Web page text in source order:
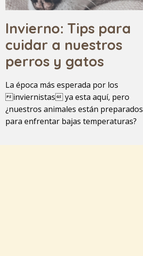
Invierno: Tips para
cuidar a nuestros
perros y gatos
La época más esperada por los
inviernistas ya esta aquí, pero
¿nuestros animales están preparados
para enfrentar bajas temperaturas?